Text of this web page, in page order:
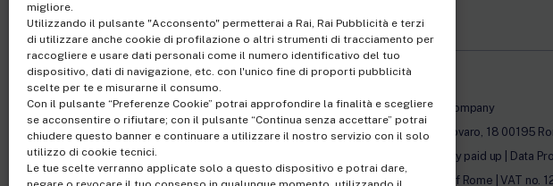
migliore.
Utilizzando il pulsante "Acconsento" permetterai a Rai, Rai Pubblicità e terzi
di utilizzare anche cookie di profilazione o altri strumenti di tracciamento per
raccogliere e usare dati personali come il numero identificativo del tuo
dispositivo, dati di navigazione, etc. con l'unico fine di proporti pubblicità
scelte per te e misurarne il consumo.
Con il pulsante “Preferenze Cookie” potrai approfondire la finalità e scegliere
se acconsentire o rifiutare; con il pulsante “Continua senza accettare” potrai
chiudere questo banner e continuare a utilizzare il nostro servizio con il solo
utilizzo di cookie tecnici.
Le tue scelte verranno applicate solo a questo dispositivo e potrai dare,
Rai Com S.p.A. - Single-member company
Registered office Via Umberto Novaro, 18 00195
Share Capital €10,320,000.00 fully paid up | Data
Office of the Company Register of Rome | VAT no.